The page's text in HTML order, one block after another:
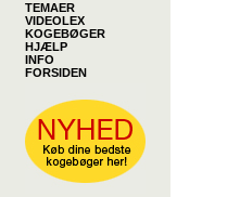
TEMAER
VIDEOLEX
KOGEBØGER
HJÆLP
INFO
FORSIDEN